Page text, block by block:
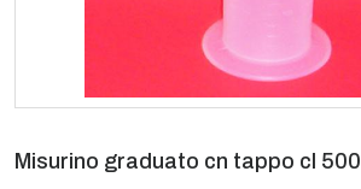
Misurino graduato cn tappo cl 500